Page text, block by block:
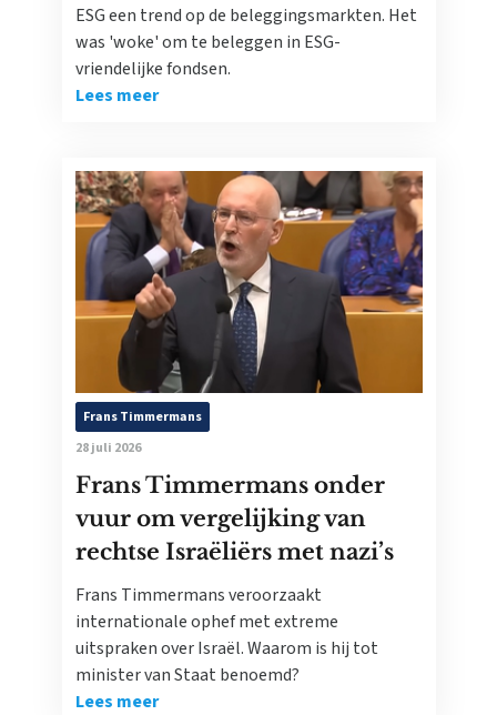
ESG een trend op de beleggingsmarkten. Het
was 'woke' om te beleggen in ESG-
vriendelijke fondsen.
Lees meer
Frans Timmermans
28 juli 2026
Frans Timmermans onder
vuur om vergelijking van
rechtse Israëliërs met nazi’s
Frans Timmermans veroorzaakt
internationale ophef met extreme
uitspraken over Israël. Waarom is hij tot
minister van Staat benoemd?
Lees meer